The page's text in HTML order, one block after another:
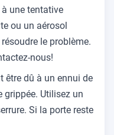
une tentative
ou un aérosol
le problème.
nous!
être dû à un ennui de
grippée. Utilisez un
Si la porte reste